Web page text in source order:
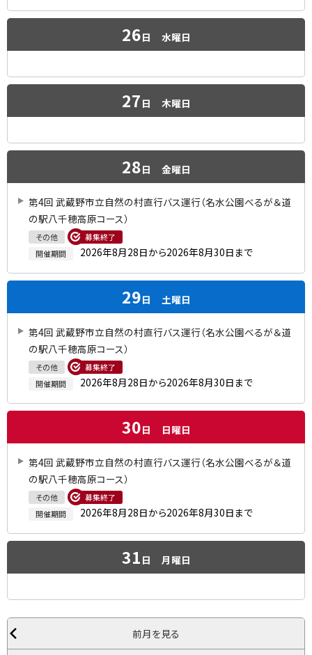
26日 水曜日
27 日 木曜日
28日 金曜日
第4回 武蔵野市立自然の村直行バス運行（名水公園べるが＆道
の駅八千穂高原コース）
その他
募集終了
開催期間
2026年8月28日から2026年8月30日まで
29日 土曜日
第4回 武蔵野市立自然の村直行バス運行（名水公園べるが＆道
の駅八千穂高原コース）
その他
募集終了
開催期間
2026年8月28日から2026年8月30日まで
30日 日曜日
第4回 武蔵野市立自然の村直行バス運行（名水公園べるが＆道
の駅八千穂高原コース）
その他
募集終了
開催期間
2026年8月28日から2026年8月30日まで
31 日 月曜日
前月を見る